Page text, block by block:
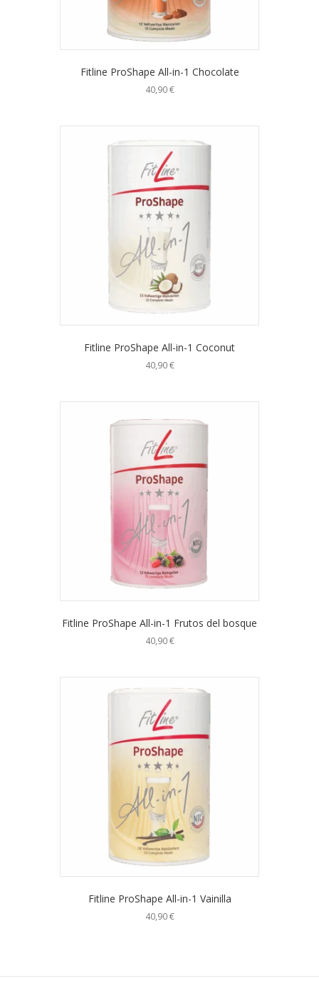
Fitline ProShape All-in-1 Chocolate
40,90€
Fitline ProShape All-in-1 Coconut
40,90€
Fitline ProShape All-in-1 Frutos del bosque
40,90€
Fitline ProShape All-in-1 Vainilla
40,90€